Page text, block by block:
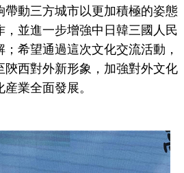
帶動三方城市以更加積極的姿態
，並進一步增強中日韓三國人民
希望通過這次文化交流活動，
陝西對外新形象，加強對外文化
業全面發展。